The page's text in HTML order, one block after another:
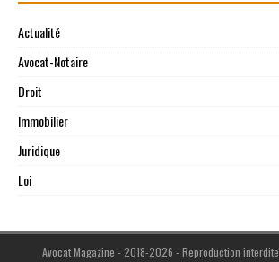
Actualité
Avocat-Notaire
Droit
Immobilier
Juridique
Loi
Avocat Magazine - 2018-2026 - Reproduction interdite